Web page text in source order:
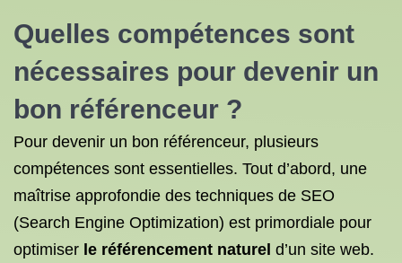
Quelles compétences sont
nécessaires pour devenir un
bon référenceur ?
Pour devenir un bon référenceur, plusieurs
compétences sont essentielles. Tout d’abord, une
maîtrise approfondie des techniques de SEO
(Search Engine Optimization) est primordiale pour
optimiser le référencement naturel d’un site web.